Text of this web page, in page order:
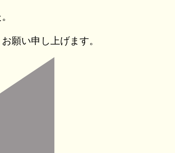
願い申し上げます。